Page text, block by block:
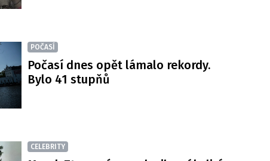
POČASÍ
Počasí dnes opět lámalo rekordy.
Bylo 41 stupňů
CELEBRITY